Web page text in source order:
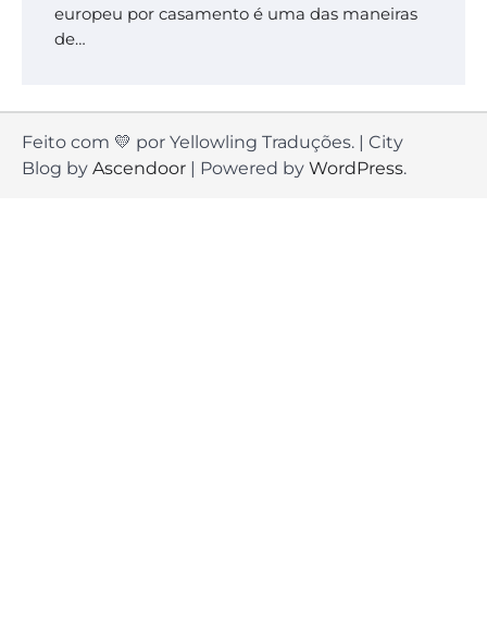
europeu por casamento é uma das maneiras
de…
Feito com 💛 por Yellowling Traduções. | City
Blog by Ascendoor | Powered by WordPress.